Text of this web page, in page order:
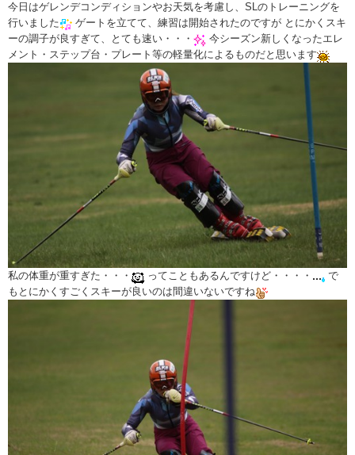
今日はゲレンデコンディションやお天気を考慮し、SLのトレーニングを
行いました
ゲートを立てて、練習は開始されたのですが とにかくスキ
ーの調子が良すぎて、とても速い・・・
今シーズン新しくなったエレ
メント・ステップ台・プレート等の軽量化によるものだと思います
私の体重が重すぎた・・・ ってこともあるんですけど・・・・
で
もとにかくすごくスキーが良いのは間違いないですね